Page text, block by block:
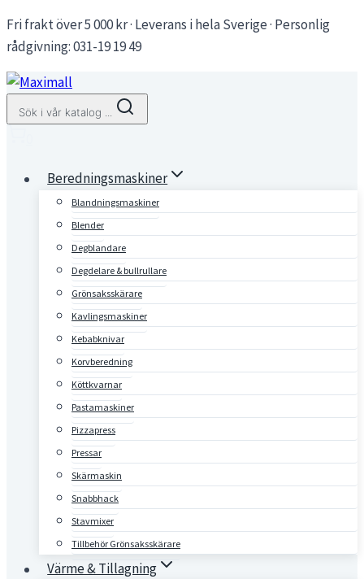
Skip
to
content
Fri frakt över 5 000 kr · Leverans i hela Sverige · Personlig
rådgivning: 031-19 19 49
Sök i vår katalog ...
Beredningsmaskiner
Blandningsmaskiner
Blender
Degblandare
Degdelare & bullrullare
Grönsaksskärare
Kavlingsmaskiner
Kebabknivar
Korvberedning
Köttkvarnar
Pastamaskiner
Pizzapress
Pressar
Skärmaskin
Snabbhack
Stavmixer
Tillbehör Grönsaksskärare
Värme & Tillagning